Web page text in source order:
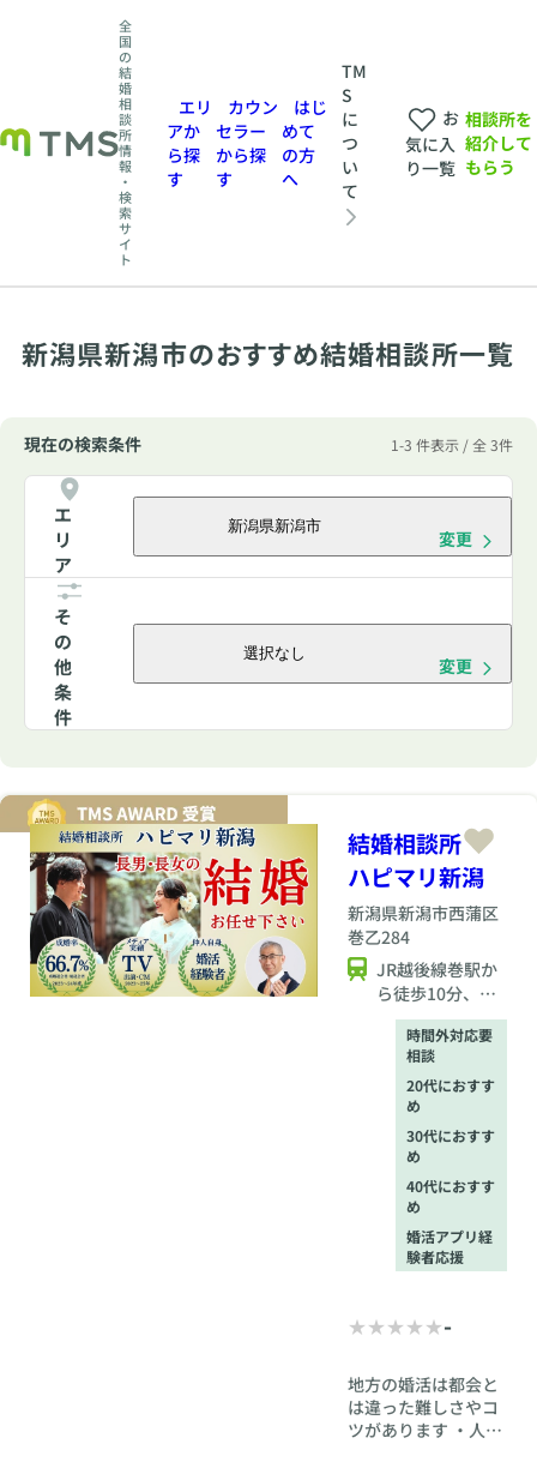
全
国
の
結
婚
相
談
所
情
報
・
検
索
サ
イ
ト
エリ
アか
ら探
す
カウン
セラー
から探
す
はじ
めて
の方
へ
TM
S
に
つ
い
て
お
気に入
り一覧
相談所を
紹介して
もらう
新潟県新潟市のおすすめ結婚相談所一覧
現在の検索条件 1-3 件表示 / 全 3件
エ
リ
ア
新潟県新潟市
変更
そ
の
他
条
件
選択なし
変更
結婚相談所
ハピマリ新潟
新潟県新潟市西蒲区
巻乙284
JR越後線巻駅か
ら徒歩10分、北
陸自動車道巻潟
東ICから車で15
時間外対応要
相談
20代におすす
め
30代におすす
め
40代におすす
め
婚活アプリ経
験者応援
-
地方の婚活は都会と
は違った難しさやコ
ツがあります ・人数